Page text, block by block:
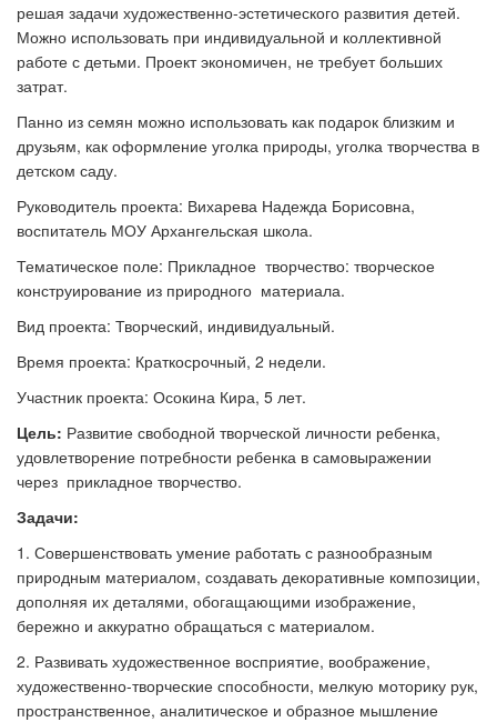
решая задачи художественно-эстетического развития детей.
Можно использовать при индивидуальной и коллективной
работе с детьми. Проект экономичен, не требует больших
затрат.
Панно из семян можно использовать как подарок близким и
друзьям, как оформление уголка природы, уголка творчества в
детском саду.
Руководитель проекта: Вихарева Надежда Борисовна,
воспитатель МОУ Архангельская школа.
Тематическое поле: Прикладное творчество: творческое
конструирование из природного материала.
Вид проекта: Творческий, индивидуальный.
Время проекта: Краткосрочный, 2 недели.
Участник проекта: Осокина Кира, 5 лет.
Цель: Развитие свободной творческой личности ребенка,
удовлетворение потребности ребенка в самовыражении
через прикладное творчество.
Задачи:
1. Совершенствовать умение работать с разнообразным
природным материалом, создавать декоративные композиции,
дополняя их деталями, обогащающими изображение,
бережно и аккуратно обращаться с материалом.
2. Развивать художественное восприятие, воображение,
художественно-творческие способности, мелкую моторику рук,
пространственное, аналитическое и образное мышление